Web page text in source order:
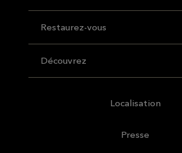
Restaurez-vous
Découvrez
Localisation
Presse